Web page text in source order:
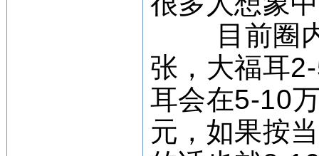
目前圈内
张，大福耳
耳会在5-10
元，如果按